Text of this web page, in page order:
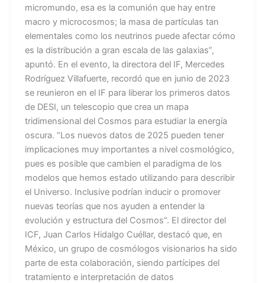
micromundo, esa es la comunión que hay entre
macro y microcosmos; la masa de partículas tan
elementales como los neutrinos puede afectar cómo
es la distribución a gran escala de las galaxias”,
apuntó. En el evento, la directora del IF, Mercedes
Rodríguez Villafuerte, recordó que en junio de 2023
se reunieron en el IF para liberar los primeros datos
de DESI, un telescopio que crea un mapa
tridimensional del Cosmos para estudiar la energía
oscura. “Los nuevos datos de 2025 pueden tener
implicaciones muy importantes a nivel cosmológico,
pues es posible que cambien el paradigma de los
modelos que hemos estado utilizando para describir
el Universo. Inclusive podrían inducir o promover
nuevas teorías que nos ayuden a entender la
evolución y estructura del Cosmos”. El director del
ICF, Juan Carlos Hidalgo Cuéllar, destacó que, en
México, un grupo de cosmólogos visionarios ha sido
parte de esta colaboración, siendo partícipes del
tratamiento e interpretación de datos